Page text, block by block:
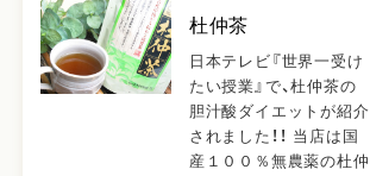
杜仲茶
日本テレビ『世界一受け
たい授業』で、杜仲茶の
胆汁酸ダイエットが紹介
されました！！ 当店は国
産１００％無農薬の杜仲